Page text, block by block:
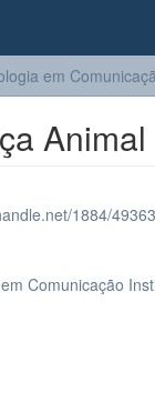
em
Animal
1884/49363
Comunicação